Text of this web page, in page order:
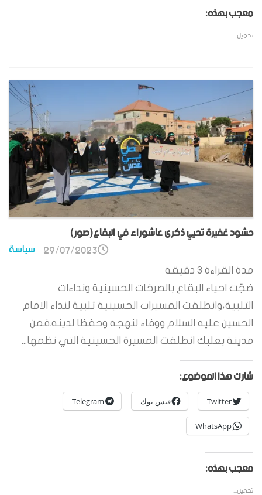
معجب بهذه:
تحميل...
حشود غفيرة تحيي ذكرى عاشوراء في البقاع(صور)
سياسة 29/07/2023
مدة القراءة 3 دقيقة
ضجّت احياء البقاع بالصرخات الحسينية ونداءات
التلبية،وانطلقت المسيرات الحسينية تلبية لنداء الامام
الحسين عليه السلام ووفاء لنهجه وحفظا لدينه.فمن
مدينة بعلبك انطلقت المسيرة الحسينية التي نظمها...
شارك هذا الموضوع:
Twitter فيس بوك Telegram
WhatsApp
معجب بهذه:
تحميل...